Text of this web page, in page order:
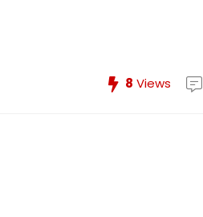
8 Views